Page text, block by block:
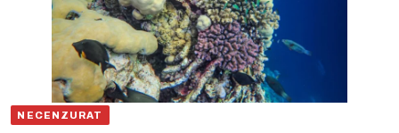
NECENZURAT